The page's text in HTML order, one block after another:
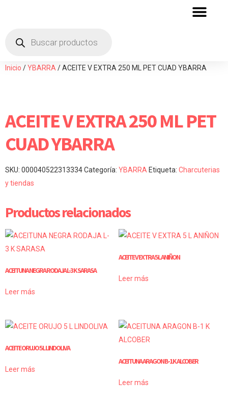
Inicio /YBARRA / ACEITE V EXTRA 250 ML PET CUAD YBARRA
ACEITE V EXTRA 250 ML PET
CUAD YBARRA
SKU: 000040522313334Categoría: YBARRA Etiqueta: Charcuterias
y tiendas
Productos relacionados
ACEITUNA NEGRA RODAJA L-3 K SARASA
Leer más
ACEITE V EXTRA 5 L ANIÑON
Leer más
ACEITE ORUJO 5 L LINDOLIVA
Leer más
ACEITUNA ARAGON B-1 K ALCOBER
Leer más